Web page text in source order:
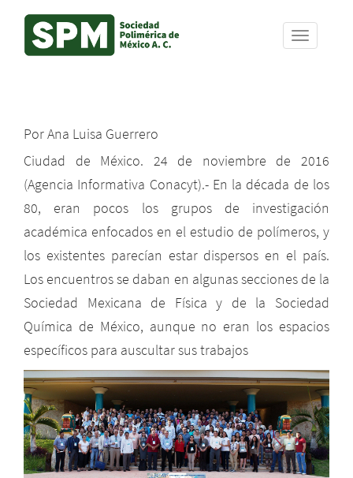
Por Ana Luisa Guerrero
Ciudad de México. 24 de noviembre de 2016
(Agencia Informativa Conacyt).- En la década de los
80, eran pocos los grupos de investigación
académica enfocados en el estudio de polímeros, y
los existentes parecían estar dispersos en el país.
Los encuentros se daban en algunas secciones de la
Sociedad Mexicana de Física y de la Sociedad
Química de México, aunque no eran los espacios
específicos para auscultar sus trabajos